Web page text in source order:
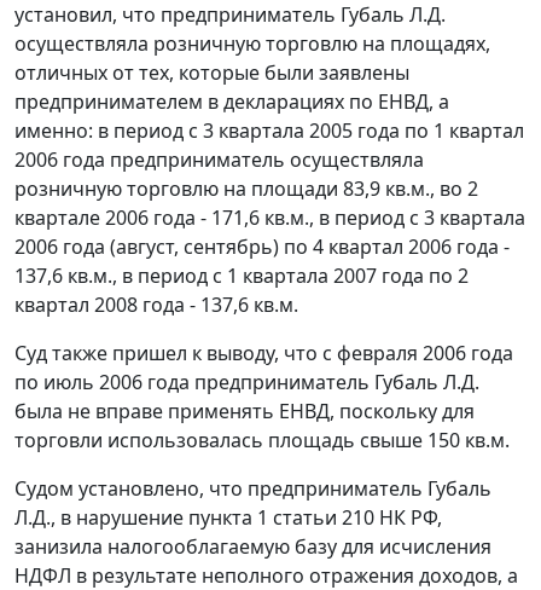
установил, что предприниматель Губаль Л.Д.
осуществляла розничную торговлю на площадях,
отличных от тех, которые были заявлены
предпринимателем в декларациях по ЕНВД, а
именно: в период с 3 квартала 2005 года по 1 квартал
2006 года предприниматель осуществляла
розничную торговлю на площади 83,9 кв.м., во 2
квартале 2006 года - 171,6 кв.м., в период с 3 квартала
2006 года (август, сентябрь) по 4 квартал 2006 года -
137,6 кв.м., в период с 1 квартала 2007 года по 2
квартал 2008 года - 137,6 кв.м.
Суд также пришел к выводу, что с февраля 2006 года
по июль 2006 года предприниматель Губаль Л.Д.
была не вправе применять ЕНВД, поскольку для
торговли использовалась площадь свыше 150 кв.м.
Судом установлено, что предприниматель Губаль
Л.Д., в нарушение пункта 1 статьи 210 НК РФ,
занизила налогооблагаемую базу для исчисления
НДФЛ в результате неполного отражения доходов, а